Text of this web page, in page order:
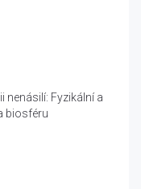
nenásilí: Fyzikální a
biosféru